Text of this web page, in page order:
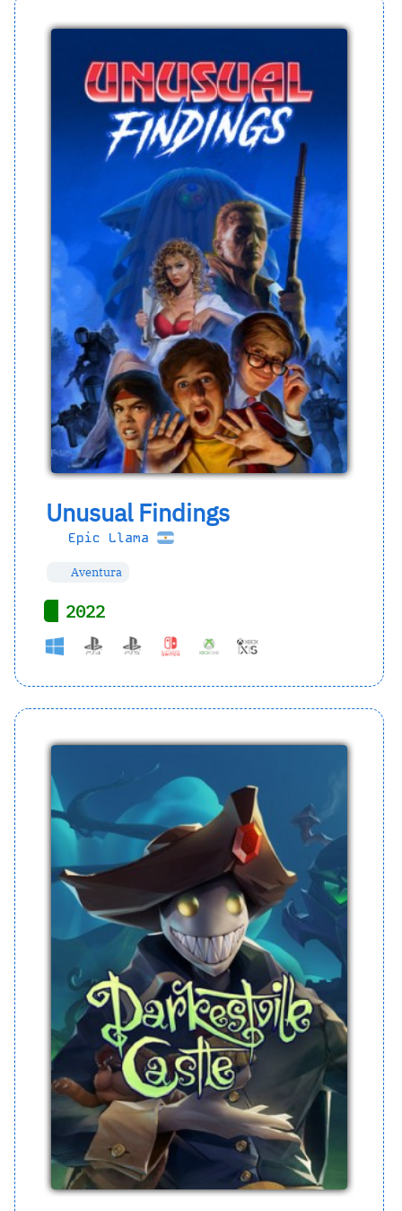
Unusual Findings
Epic Llama
Aventura
2022